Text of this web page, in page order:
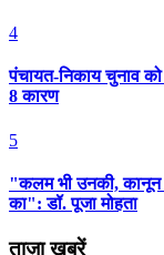
4
पंचायत-निकाय चुनाव
8 कारण
5
"कलम भी उनकी, कानून
का": डॉ. पूजा मोहता
ताज़ा ख़बरें